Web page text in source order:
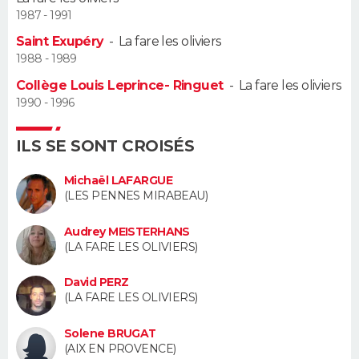
VOYAGE
BONS PLANS
CARTE DE VOEUX
Carte de Noël
Carte Bonne année
Carte Saint-Valentin
Carte Pâques
Carte d'anniversaire
DICTIONNAIRE
Dictionnaire
Biographies
Citations
Expressions
Proverbes
PROGRAMME TV
COPAINS D'AVANT
S'inscrire
Se connecter
Lycées
Collèges
Primaires
Universités
Entreprises
Service militaire
Avis de recherche
AVIS DE DÉCÈS
1987 - 1991
Saint Exupéry- La fare les oliviers
1988 - 1989
Collège Louis Leprince- Ringuet- La fare les oliviers
1990 - 1996
ILS SE SONT CROISÉS
Michaël LAFARGUE
(LES PENNES MIRABEAU)
Audrey MEISTERHANS
(LA FARE LES OLIVIERS)
David PERZ
(LA FARE LES OLIVIERS)
Solene BRUGAT
(AIX EN PROVENCE)